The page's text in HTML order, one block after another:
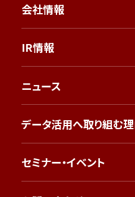
会社情報
IR情報
ニュース
データ活用へ取り組む
セミナー・イベント